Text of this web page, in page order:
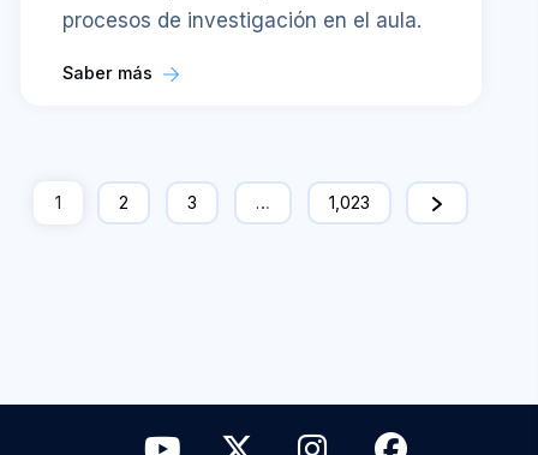
procesos de investigación en el aula.
Saber más
1 2 3 … 1,023